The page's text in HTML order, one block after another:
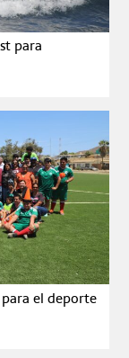
para
el deporte